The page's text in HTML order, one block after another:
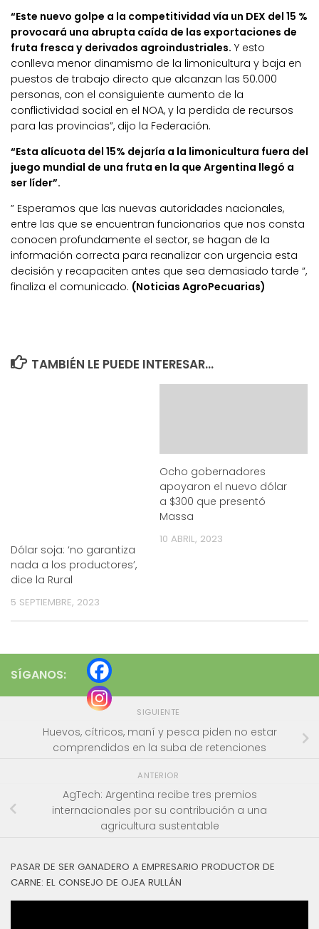
“Este nuevo golpe a la competitividad vía un DEX del 15 %
provocará una abrupta caída de las exportaciones de
fruta fresca y derivados agroindustriales. Y esto
conlleva menor dinamismo de la limonicultura y baja en
puestos de trabajo directo que alcanzan las 50.000
personas, con el consiguiente aumento de la
conflictividad social en el NOA, y la perdida de recursos
para las provincias”, dijo la Federación.
“Esta alícuota del 15% dejaría a la limonicultura fuera del
juego mundial de una fruta en la que Argentina llegó a
ser líder”.
” Esperamos que las nuevas autoridades nacionales,
entre las que se encuentran funcionarios que nos consta
conocen profundamente el sector, se hagan de la
información correcta para reanalizar con urgencia esta
decisión y recapaciten antes que sea demasiado tarde “,
finaliza el comunicado. (Noticias AgroPecuarias)
TAMBIÉN LE PUEDE INTERESAR...
Dólar soja: ‘no garantiza
nada a los productores’,
dice la Rural
5 SEPTIEMBRE, 2023
Ocho gobernadores
apoyaron el nuevo dólar
a $300 que presentó
Massa
10 ABRIL, 2023
SÍGANOS:
SIGUIENTE
Huevos, cítricos, maní y pesca piden no estar
comprendidos en la suba de retenciones
ANTERIOR
AgTech: Argentina recibe tres premios
internacionales por su contribución a una
agricultura sustentable
PASAR DE SER GANADERO A EMPRESARIO PRODUCTOR DE
CARNE: EL CONSEJO DE OJEA RULLÁN